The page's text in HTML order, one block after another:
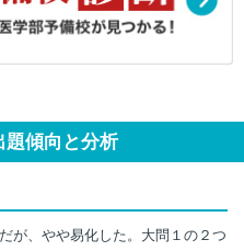
題傾向と分析
が、やや易化した。大問１の２つ